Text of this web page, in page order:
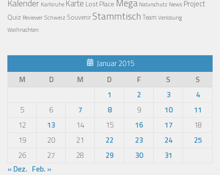
Kalender Karlsruhe Karte Lost Place Mega Naturschutz News Project
Quiz ReviewerSchweiz Souvenir Stammtisch Team Verlosung
Weihnachten
Januar 2015
M
D M D F S
S
1
2 3
4
5
6 7 8 9 10
11
12
13 14 15 16 17
18
19
20 21 22 23 24
25
26
27 28 29 30
31
« Dez. Feb. »